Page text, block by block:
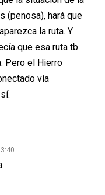
(penosa), hará que
la ruta. Y
que esa ruta tb
Pero el Hierro
vía